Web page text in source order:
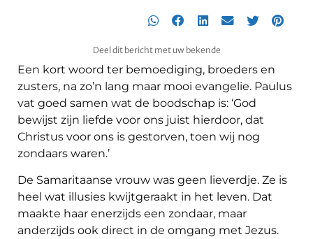
Deel dit bericht met uw bekende
Een kort woord ter bemoediging, broeders en
zusters, na zo’n lang maar mooi evangelie. Paulus
vat goed samen wat de boodschap is: ‘God
bewijst zijn liefde voor ons juist hierdoor, dat
Christus voor ons is gestorven, toen wij nog
zondaars waren.’
De Samaritaanse vrouw was geen lieverdje. Ze is
heel wat illusies kwijtgeraakt in het leven. Dat
maakte haar enerzijds een zondaar, maar
anderzijds ook direct in de omgang met Jezus.